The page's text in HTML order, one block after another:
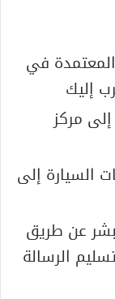
في
إليك
مركز
السيارة إلى
عن طريق
الرسالة